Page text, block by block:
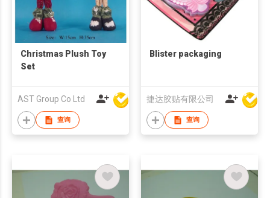
Christmas Plush Toy
Set
AST Group Co Ltd
查询
Blister packaging
捷达胶贴有限公司
查询